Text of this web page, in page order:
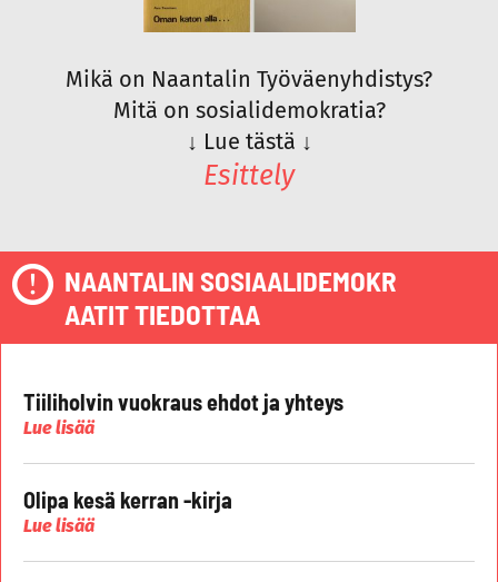
Mikä on Naantalin Työväenyhdistys?
Mitä on sosialidemokratia?
↓ Lue tästä ↓
Esittely
NAANTALIN SOSIAALIDEMOKR
AATIT TIEDOTTAA
Tiiliholvin vuokraus ehdot ja yhteys
Lue lisää
Olipa kesä kerran -kirja
Lue lisää